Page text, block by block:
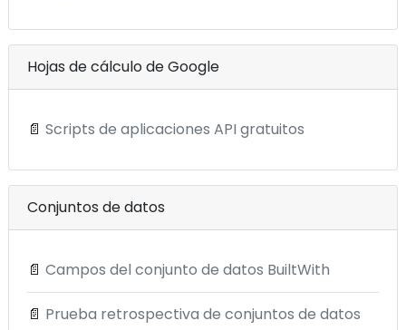
Hojas de cálculo de Google
📄 Scripts de aplicaciones API gratuitos
Conjuntos de datos
📄 Campos del conjunto de datos BuiltWith
📄 Prueba retrospectiva de conjuntos de datos